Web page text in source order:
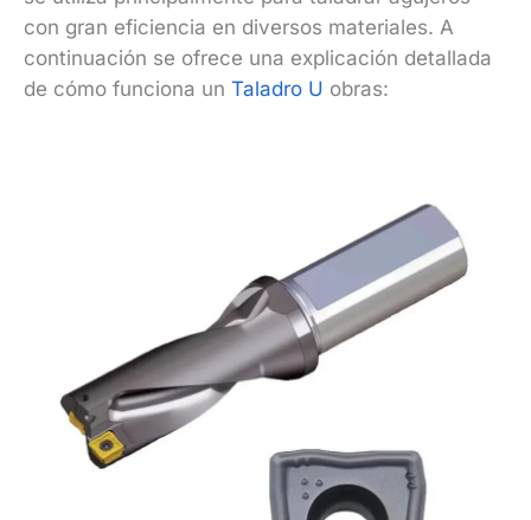
con gran eficiencia en diversos materiales. A
continuación se ofrece una explicación detallada
de cómo funciona un Taladro U obras: